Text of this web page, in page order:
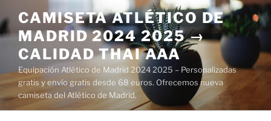
al
contenido
CAMISETA ATLÉTICO DE
MADRID 2024 2025 →
CALIDAD THAI AAA
Equipación Atlético de Madrid 2024 2025 – Personalizadas
gratis y envío gratis desde 68 euros. Ofrecemos nueva
camiseta del Atlético de Madrid.